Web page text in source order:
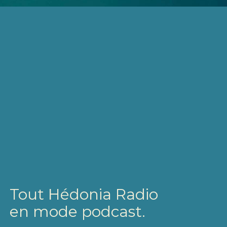
Tout Hédonia Radio
en mode podcast.